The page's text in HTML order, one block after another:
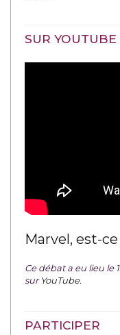
SUR YOUTUBE
Marvel, est-
Ce débat a eu lieu le
surYouTube.
PARTICIPER